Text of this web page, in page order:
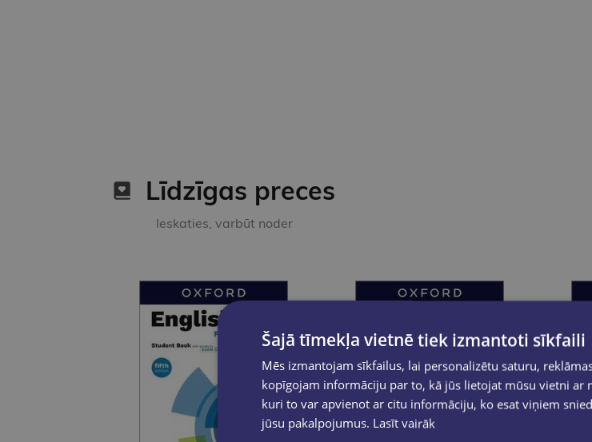
Līdzīgas preces
Ieskaties, varbūt noder
Šajā tīmekļa vietnē tiek izmantoti sīkfaili
Mēs izmantojam sīkfailus, lai personalizētu saturu,
kopīgojam informāciju par to, kā jūs lietojat mūsu vietni ar
kuri to var apvienot ar citu informāciju, ko esat viņiem
jūsu pakalpojumus. Lasīt vairāk